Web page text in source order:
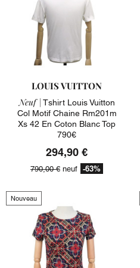
LOUIS VUITTON
Neuf | Tshirt Louis Vuitton
Col Motif Chaine Rm201m
Xs 42 En Coton Blanc Top
790€
294,90 €
790,00 € neuf -63%
Nouveau